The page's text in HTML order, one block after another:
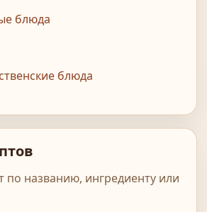
блюда
блюда
по названию, ингредиенту или